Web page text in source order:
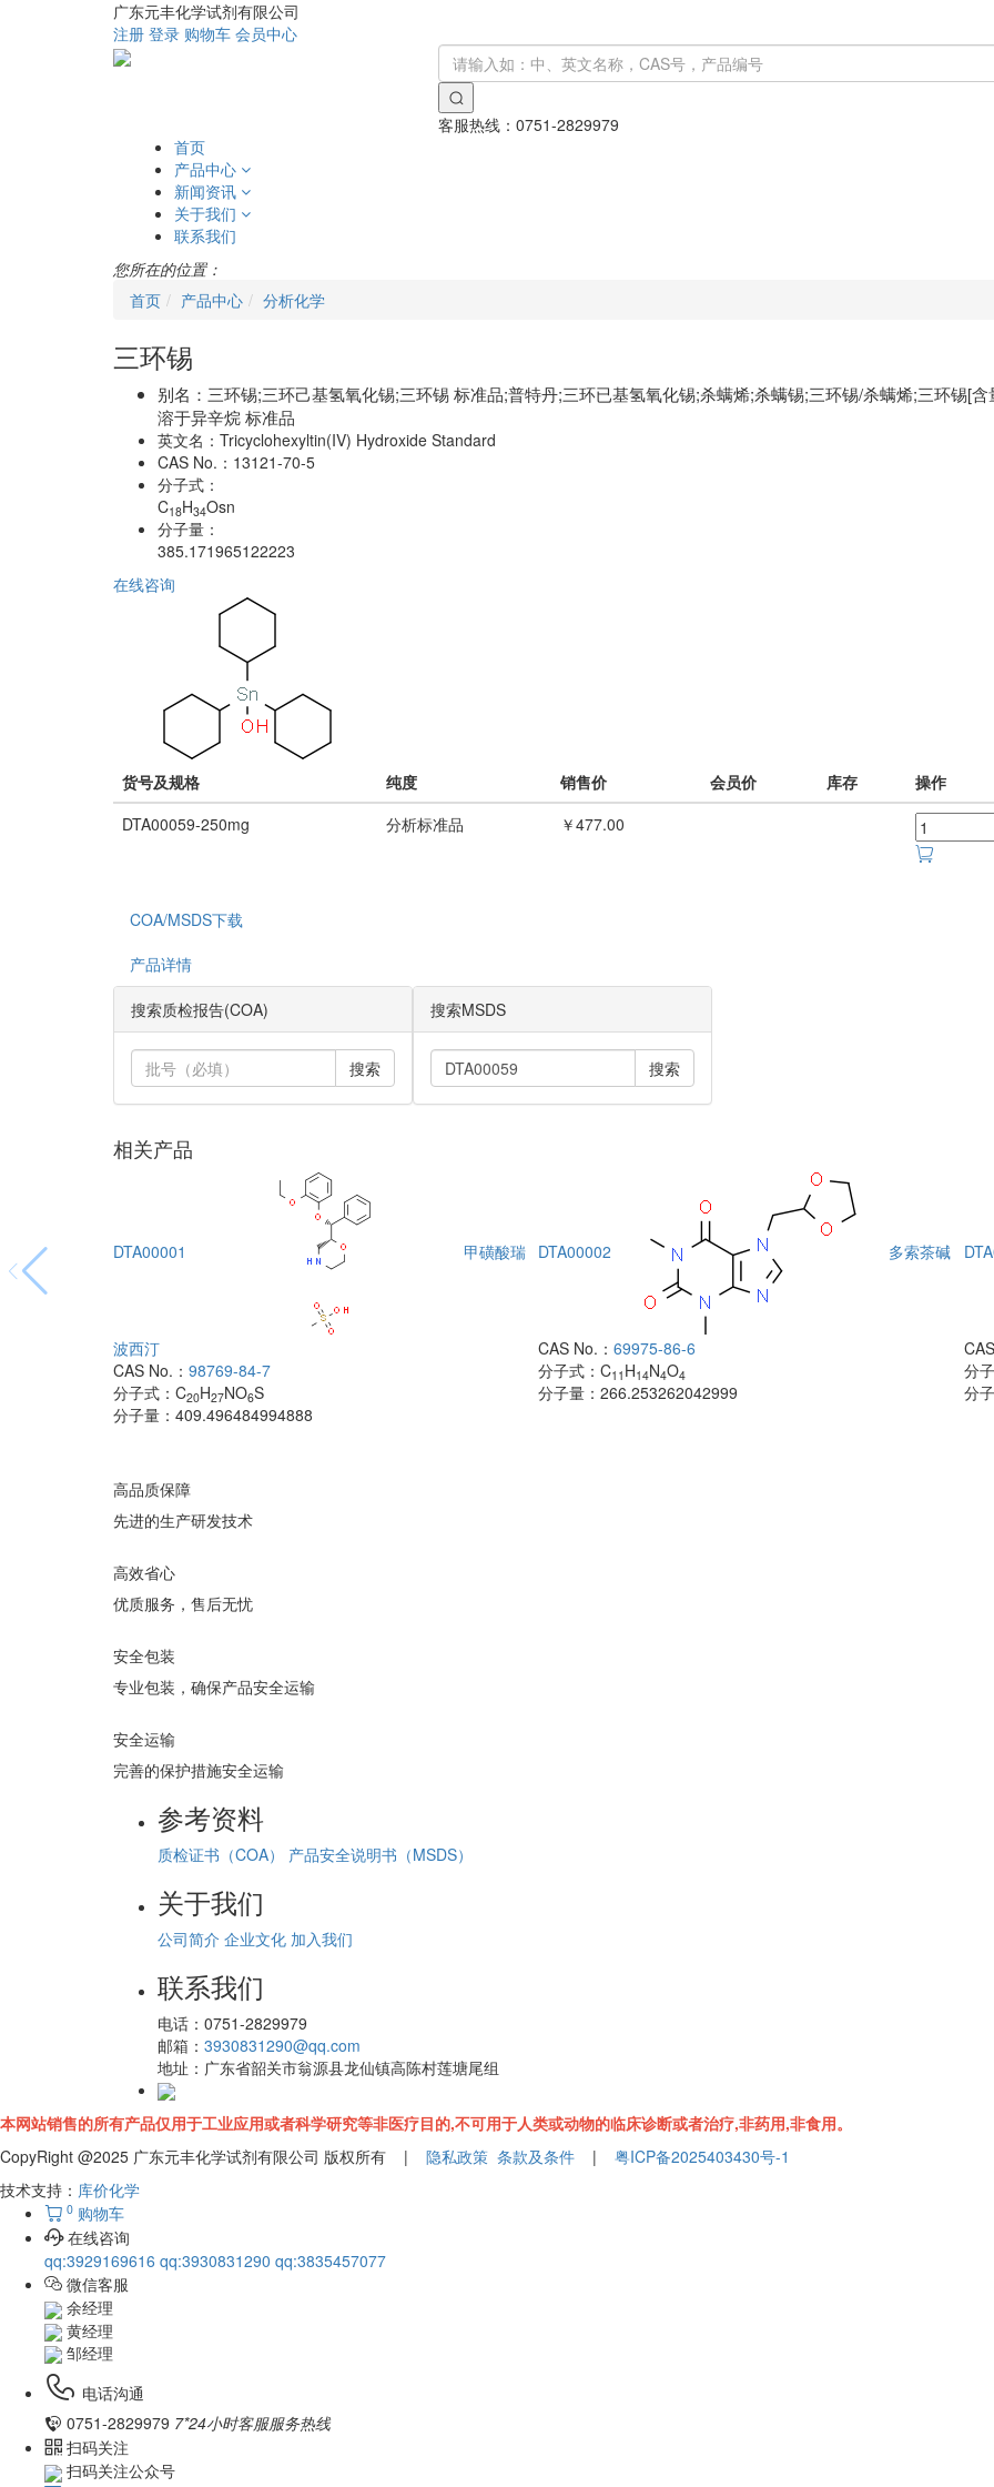
广东元丰化学试剂有限公司
注册 登录 购物车 会员中心
客服热线： 0751-2829979
首页
产品中心
新闻资讯
关于我们
联系我们
您所在的位置：
首页
产品中心 分析化学
三环锡
别名： 三环锡;三环己基氢氧化锡;三环锡 标准品;普特丹;三环已基氢氧化锡;杀螨烯;杀螨锡;三环锡/杀螨烯;三环锡[
溶于异辛烷 标准品
英文名： Tricyclohexyltin(IV) Hydroxide Standard
CAS No.： 13121-70-5
分子式：
C18H34Osn
分子量：
385.171965122223
在线咨询
货号及规格 纯度 销售价 会员价 库存
操作
DTA00059-250mg
分析标准品 ￥477.00
COA/MSDS下载
产品详情
搜索质检报告(COA)
搜索
搜索MSDS
搜索
相关产品
DTA00001 甲磺酸瑞
波西汀
CAS No.： 98769-84-7
分子式： C20H27NO6S
分子量： 409.496484994888
DTA00002 多索茶碱
CAS No.：69975-86-6
分子式：C11 H14N4O4
分子量：266.253262042999
分
分
高品质保障
先进的生产研发技术
高效省心
优质服务，售后无忧
安全包装
专业包装，确保产品安全运输
安全运输
完善的保护措施安全运输
参考资料
质检证书（COA） 产品安全说明书（MSDS）
关于我们
公司简介 企业文化 加入我们
联系我们
电话： 0751-2829979
邮箱： 3930831290@qq.com
地址： 广东省韶关市翁源县龙仙镇高陈村莲塘尾组
本网站销售的所有产品仅用于工业应用或者科学研究等非医疗目的,不可用于人类或动物的临床诊断或者治疗,非药用,非食用。
CopyRight @2025 广东元丰化学试剂有限公司 版权所有 | 隐私政策 条款及条件 | 粤ICP备2025403430号-1
技术支持： 库价化学
0 购物车
在线咨询
qq:3929169616 qq:3930831290 qq:3835457077
微信客服
余经理
黄经理
邹经理
电话沟通
0751-2829979 7*24小时客服服务热线
扫码关注
扫码关注公众号